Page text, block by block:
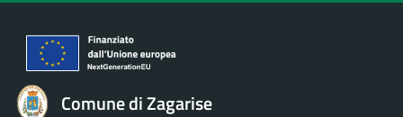
Comune di Zagarise